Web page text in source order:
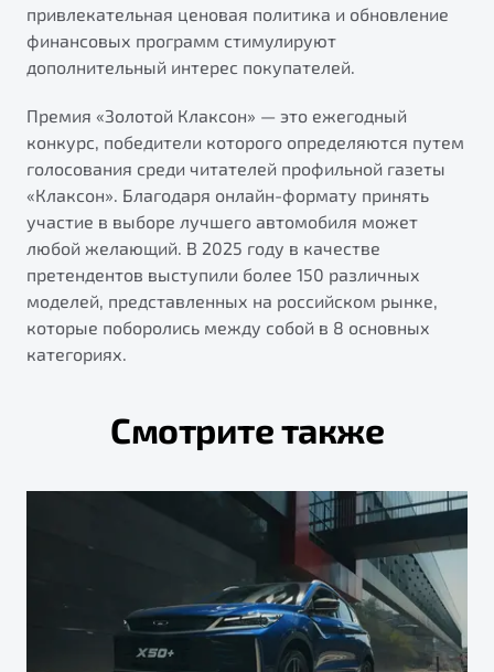
привлекательная ценовая политика и обновление
финансовых программ стимулируют
дополнительный интерес покупателей.
Премия «Золотой Клаксон» — это ежегодный
конкурс, победители которого определяются путем
голосования среди читателей профильной газеты
«Клаксон». Благодаря онлайн-формату принять
участие в выборе лучшего автомобиля может
любой желающий. В 2025 году в качестве
претендентов выступили более 150 различных
моделей, представленных на российском рынке,
которые поборолись между собой в 8 основных
категориях.
Смотрите также